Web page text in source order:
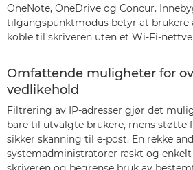
OneNote, OneDrive og Concur.
tilgangspunktmodus betyr at brukere
koble til skriveren uten et Wi-Fi-
Omfattende muligheter for
vedlikehold
Filtrering av IP-adresser gjør det
bare til utvalgte brukere, mens støtte
sikker skanning til e-post. En rekke
systemadministratorer raskt og